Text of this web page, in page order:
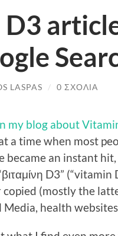
LASPAS / 0 ΣΧΌΛΙΑ
my blog about
a time when most
became an instant
D3” (“vitamin
(mostly the
Media , health